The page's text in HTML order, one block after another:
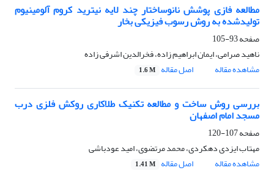
مطالعه فازی پوشش نانوساختار چند لایه نیترید کروم آلومینیوم
تولیدشده به روش رسوب فیزیکی بخار
صفحه93-105
ناهید صرامی، ایمان ابراهیم زاده، فخرالدین اشرفی زاده
مشاهده مقاله
اصل مقاله 1.6 M
بررسی روش ساخت و مطالعه تکنیک طلاکاری روکش فلزی درب
مسجد امام اصفهان
صفحه107-120
مهتاب ایزدی دهکردی، محمد مرتضوی، امید عودباشی
مشاهده مقاله
اصل مقاله 1.41 M